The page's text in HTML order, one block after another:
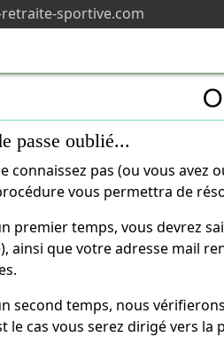
sportive.com
passe oublié...
connaissez pas (ou vous avez
vous permettra de
premier temps, vous devrez
ainsi que votre adresse mail
second temps, nous
le cas vous serez dirigé vers